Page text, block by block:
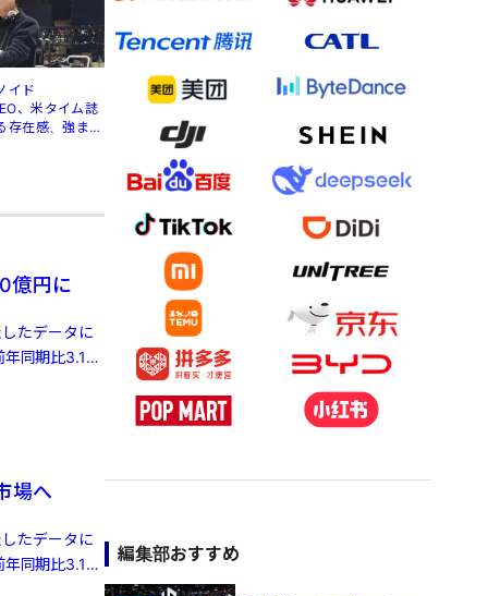
イド
、米タイム誌
在感、強まる
億円に
たデータに
同期比3.1%
場へ
たデータに
同期比3.1%
編集部おすすめ